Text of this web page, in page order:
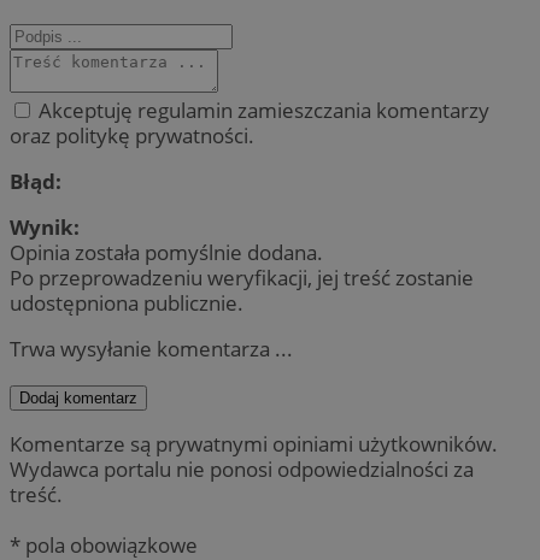
Akceptuję regulamin zamieszczania komentarzy
oraz politykę prywatności.
Błąd:
Wynik:
Opinia została pomyślnie dodana.
Po przeprowadzeniu weryfikacji, jej treść zostanie
udostępniona publicznie.
Trwa wysyłanie komentarza ...
Dodaj komentarz
Komentarze są prywatnymi opiniami użytkowników.
Wydawca portalu nie ponosi odpowiedzialności za
treść.
* pola obowiązkowe